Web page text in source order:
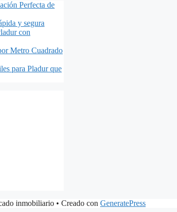
Perfecta de
y segura
con
Metro Cuadrado
para Pladur que
inmobiliario • Creado con GeneratePress